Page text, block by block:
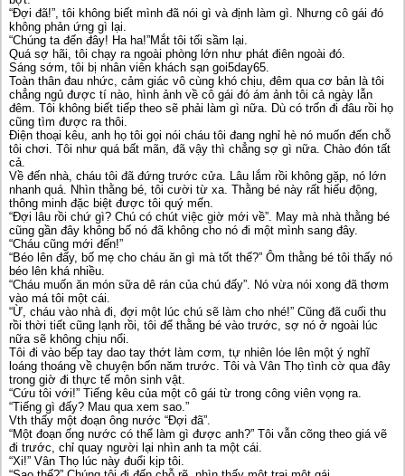
“Đợi đã!”, tôi không biết mình đã nói gì và định làm gì. Nhưng cô gái đó
không phản ứng gì lại.
“Chúng ta đến đây! Ha ha!”Mắt tôi tối sầm lại.
Quá sợ hãi, tôi chạy ra ngoài phòng lớn như phát điên ngoài đó.
Sáng sớm, tôi bị nhân viên khách sạn goi5day65.
Toàn thân đau nhức, cảm giác vô cùng khó chịu, đêm qua cơ bản là tôi
chẳng ngủ được tí nào, hình ảnh về cô gái đó ám ảnh tôi cả ngày lẫn
đêm. Tôi không biết tiếp theo sẽ phải làm gì nữa. Dù có trốn đi đâu rồi họ
cũng tìm được ra thôi.
Điện thoại kêu, anh họ tôi gọi nói cháu tôi đang nghỉ hè nó muốn đến chỗ
tôi chơi. Tôi như quá bất mãn, đã vậy thì chẳng sợ gì nữa. Chào đón tất
cả.
Về đến nhà, cháu tôi đã đứng trước cửa. Lâu lắm rồi không gặp, nó lớn
nhanh quá. Nhìn thằng bé, tôi cười từ xa. Thằng bé này rất hiếu động,
thông minh đặc biệt được tôi quý mến.
“Đợi lâu rồi chứ gì? Chú có chút việc giờ mới về”. May mà nhà thằng bé
cũng gần đây không bố nó đã không cho nó đi một mình sang đây.
“Cháu cũng mới đến!”
“Béo lên đấy, bố mẹ cho cháu ăn gì mà tốt thế?” Ôm thằng bé tôi thấy nó
béo lên khá nhiều.
“Cháu muốn ăn món sữa dê rán của chú đấy”. Nó vừa nói xong đã thơm
vào má tôi một cái.
“Ừ, cháu vào nhà đi, đợi một lúc chú sẽ làm cho nhé!” Cũng đã cuối thu
rồi thời tiết cũng lạnh rồi, tôi để thằng bé vào trước, sợ nó ở ngoài lúc
nữa sẽ không chịu nổi.
Tôi đi vào bếp tay dao tay thớt làm cơm, tự nhiên lóe lên một ý nghĩ
loáng thoáng về chuyện bốn năm trước. Tôi và Vân Thọ tình cờ qua đây
trong giờ đi thực tế môn sinh vật.
“Cứu tôi với!” Tiếng kêu của một cô gái từ trong công viên vọng ra.
“Tiếng gì đấy? Mau qua xem sao.”
Vth thấy một đoạn ông nước “Đợi đã”.
“Một đoạn ống nước có thể làm gì được anh?” Tôi vẫn cõng theo giá vẽ
đi trước, chỉ quay người lại nhìn anh ta một cái.
“Xi!” Vân Thọ lúc này đuổi kịp tôi.